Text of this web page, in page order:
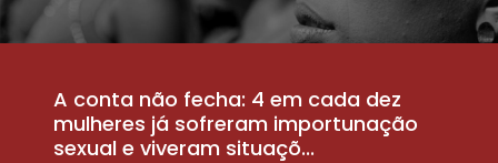
A conta não fecha: 4 em cada dez
mulheres já sofreram importunação
sexual e viveram situaçõ...